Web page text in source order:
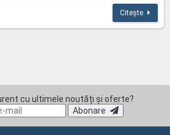
Citește
cu ultimele noutăți și oferte?
Abonare